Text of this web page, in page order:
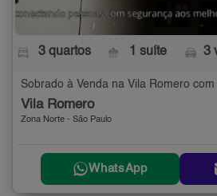
3 quartos 1 suíte 3
Sobrado à Venda na Vila Romero
Vila Romero
Zona Norte - São Paulo
WhatsApp